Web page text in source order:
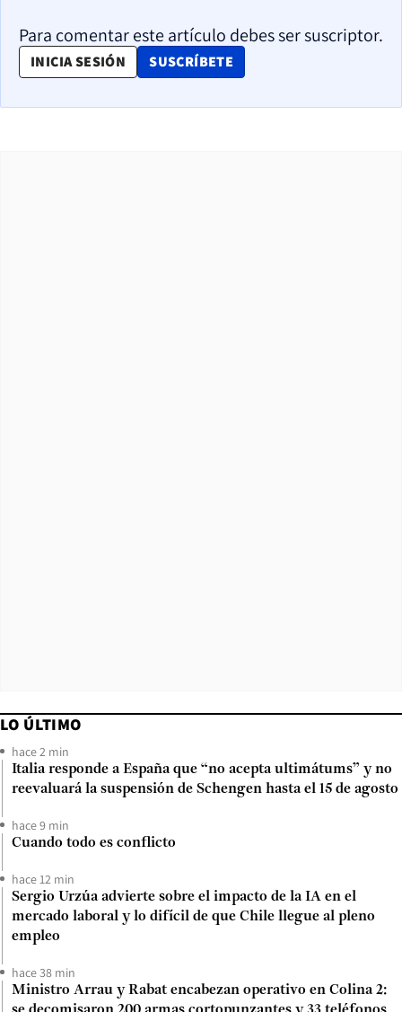
Para comentar este artículo debes ser suscriptor.
INICIA SESIÓN SUSCRÍBETE
OPENS IN NEW WINDOW
LO ÚLTIMO
hace 2 min
Italia responde a España que “no acepta ultimátums” y no
reevaluará la suspensión de Schengen hasta el 15 de agosto
hace 9 min
Cuando todo es conflicto
hace 12 min
Sergio Urzúa advierte sobre el impacto de la IA en el
mercado laboral y lo difícil de que Chile llegue al pleno
empleo
hace 38 min
Ministro Arrau y Rabat encabezan operativo en Colina 2: